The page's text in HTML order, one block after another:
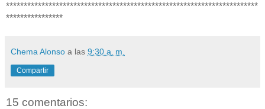
***********************************************************************
****************
Chema Alonso a las 9:30 a. m.
Compartir
15 comentarios: